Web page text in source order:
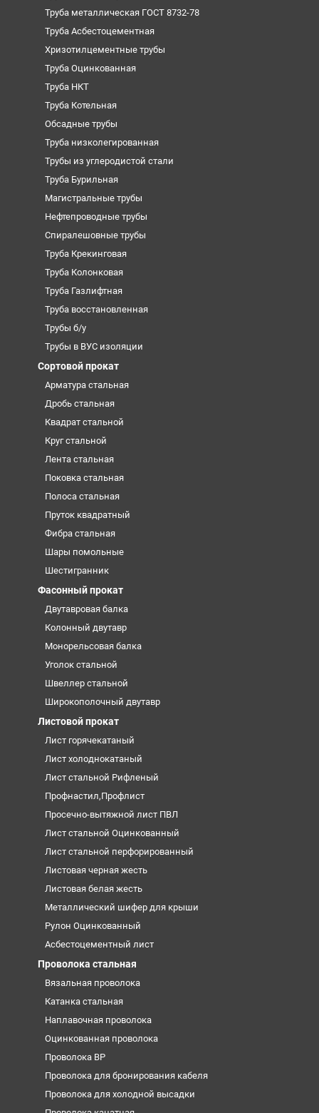
Труба металлическая ГОСТ 8732-78
Труба Асбестоцементная
Хризотилцементные трубы
Труба Оцинкованная
Труба НКТ
Труба Котельная
Обсадные трубы
Труба низколегированная
Трубы из углеродистой стали
Труба Бурильная
Магистральные трубы
Нефтепроводные трубы
Спиралешовные трубы
Труба Крекинговая
Труба Колонковая
Труба Газлифтная
Труба восстановленная
Трубы б/у
Трубы в ВУС изоляции
Сортовой прокат
Арматура стальная
Дробь стальная
Квадрат стальной
Круг стальной
Лента стальная
Поковка стальная
Полоса стальная
Пруток квадратный
Фибра стальная
Шары помольные
Шестигранник
Фасонный прокат
Двутавровая балка
Колонный двутавр
Монорельсовая балка
Уголок стальной
Швеллер стальной
Широкополочный двутавр
Листовой прокат
Лист горячекатаный
Лист холоднокатаный
Лист стальной Рифленый
Профнастил,Профлист
Просечно-вытяжной лист ПВЛ
Лист стальной Оцинкованный
Лист стальной перфорированный
Листовая черная жесть
Листовая белая жесть
Металлический шифер для крыши
Рулон Оцинкованный
Асбестоцементный лист
Проволока стальная
Вязальная проволока
Катанка стальная
Наплавочная проволока
Оцинкованная проволока
Проволока ВР
Проволока для бронирования кабеля
Проволока для холодной высадки